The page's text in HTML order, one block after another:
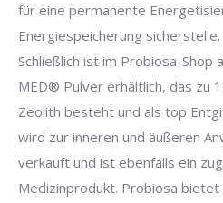
für eine permanente
Energiespeicherung sicherstelle.
Schließlich ist im Probiosa-Shop
MED® Pulver erhältlich, das zu
Zeolith besteht und als top
wird zur inneren und äußeren
verkauft und ist ebenfalls ein
Medizinprodukt. Probiosa